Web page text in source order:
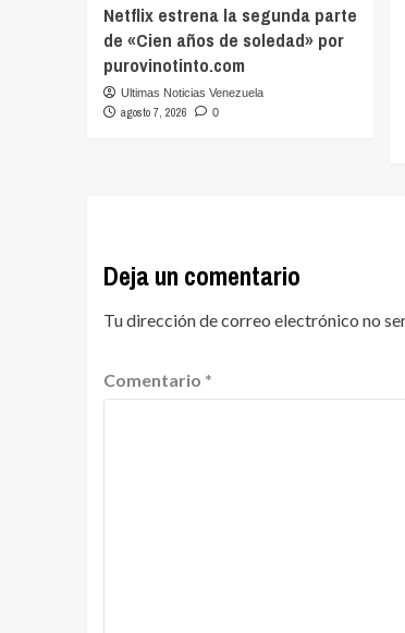
Netflix estrena la segunda parte
de «Cien años de soledad» por
purovinotinto.com
Ultimas Noticias Venezuela
agosto 7, 2026 0
Deja un comentario
Tu dirección de correo electrónico no
Comentario *